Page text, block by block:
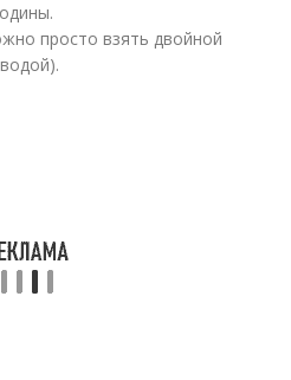
просто взять двойной